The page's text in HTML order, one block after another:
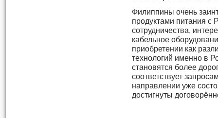
Филиппины очень
продуктами питания с
сотрудничества,
кабельное
приобретении как
технологий именно в
становятся более
соответствует
направлении уже
достигнуты